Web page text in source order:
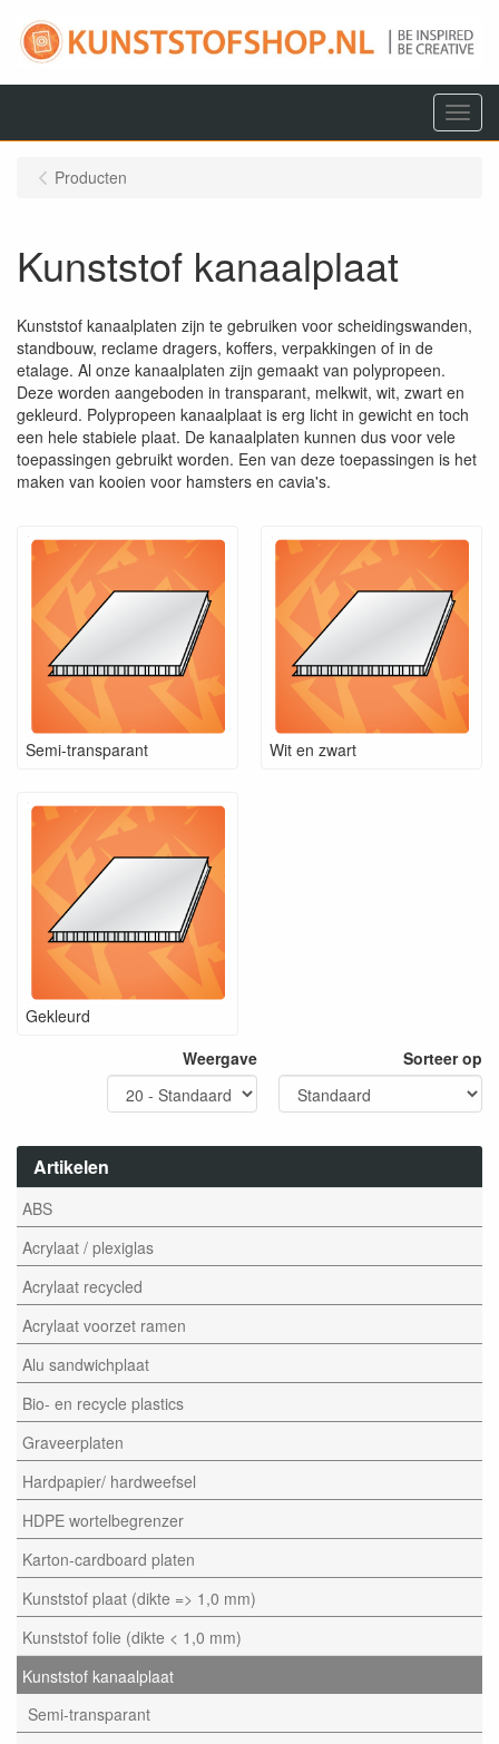
Menu
Artikelen
ABS
Acrylaat / plexiglas
Acrylaat recycled
Acrylaat voorzet ramen
Alu sandwichplaat
Bio- en recycle plastics
Graveerplaten
Hardpapier/ hardweefsel
HDPE wortelbegrenzer
Karton-cardboard platen
Kunststof plaat (dikte => 1,0 mm)
Kunststof folie (dikte < 1,0 mm)
Kunststof kanaalplaat
Semi-transparant
Producten
Kunststof kanaalplaat
Kunststof kanaalplaten zijn te gebruiken voor scheidingswanden,
standbouw, reclame dragers, koffers, verpakkingen of in de
etalage. Al onze kanaalplaten zijn gemaakt van polypropeen.
Deze worden aangeboden in transparant, melkwit, wit, zwart en
gekleurd. Polypropeen kanaalplaat is erg licht in gewicht en toch
een hele stabiele plaat. De kanaalplaten kunnen dus voor vele
toepassingen gebruikt worden. Een van deze toepassingen is het
maken van kooien voor hamsters en cavia's.
Semi-transparant Wit en zwart
Gekleurd
Weergave
Sorteer op